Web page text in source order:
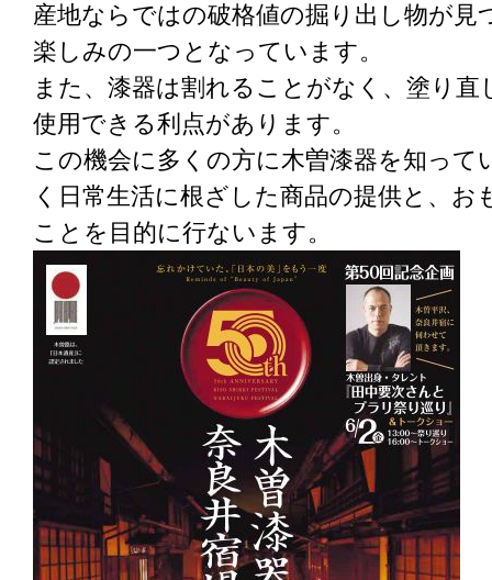
産地ならではの破格値の掘り出し物が
楽しみの一つとなっています。
また、漆器は割れることがなく、塗り
使用できる利点があります。
この機会に多くの方に木曽漆器を知っ
く日常生活に根ざした商品の提供と、
ことを目的に行ないます。